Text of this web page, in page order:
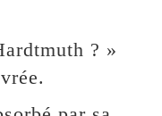
? »